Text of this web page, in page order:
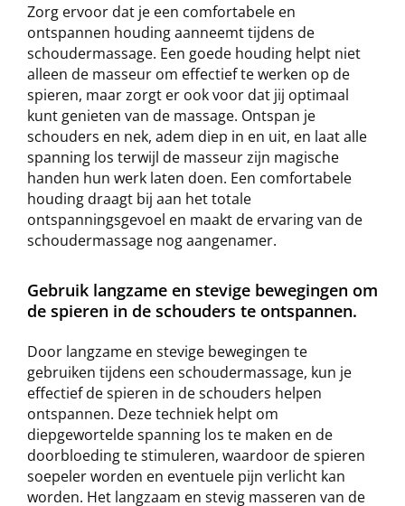
Zorg ervoor dat je een comfortabele en
ontspannen houding aanneemt tijdens de
schoudermassage. Een goede houding helpt niet
alleen de masseur om effectief te werken op de
spieren, maar zorgt er ook voor dat jij optimaal
kunt genieten van de massage. Ontspan je
schouders en nek, adem diep in en uit, en laat alle
spanning los terwijl de masseur zijn magische
handen hun werk laten doen. Een comfortabele
houding draagt bij aan het totale
ontspanningsgevoel en maakt de ervaring van de
schoudermassage nog aangenamer.
Gebruik langzame en stevige bewegingen om
de spieren in de schouders te ontspannen.
Door langzame en stevige bewegingen te
gebruiken tijdens een schoudermassage, kun je
effectief de spieren in de schouders helpen
ontspannen. Deze techniek helpt om
diepgewortelde spanning los te maken en de
doorbloeding te stimuleren, waardoor de spieren
soepeler worden en eventuele pijn verlicht kan
worden. Het langzaam en stevig masseren van de